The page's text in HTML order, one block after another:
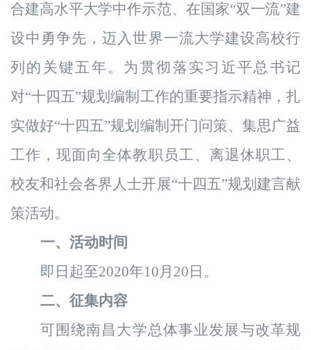
合建高水平大学中作示范、在国家“双一流”建
设中勇争先，迈入世界一流大学建设高校行
列的关键五年 。 为 贯彻落实习近平总书记
对“十四五”规划编制工作的重要指示精神 ，扎
实做好“十四五”规划编制开门问策、集思广益
工作，现面向全体教职员工、离退休职工、
校友和社会各界人士开展“十四五”规划建言献
策活动。
一、活动时间
即日起至2020年10月 20 日 。
二、征集内容
可 围绕南昌大学总体事业发展与改革规